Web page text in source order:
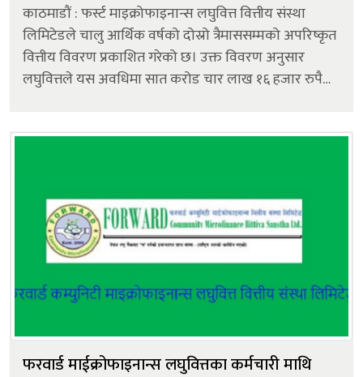
काठमाडौं : फर्स्ट माइक्रोफाइनान्स लघुवित्त वित्तीय संस्था
लिमिटेडले चालु आर्थिक वर्षको दोस्रो त्रैमाससम्मको अपरिष्कृत
वित्तीय विवरण प्रकाशित गरेको छ। उक्त विवरण अनुसार
लघुवित्तले यस अवधिमा सात करोड चार लाख १६ हजार रुपैयाँ
फरवार्ड माईक्रोफाइनान्स लघुवित्तका कर्मचारी माथि